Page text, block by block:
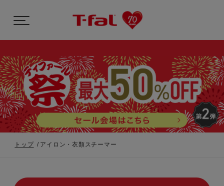
トップ アイロン・衣類スチーマー